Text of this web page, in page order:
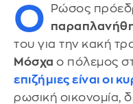
Ο Ρώσος
του για την κακή
Μόσχα ο πόλεμος
επιζήμιες είναι οι
ρωσική οικονομία,